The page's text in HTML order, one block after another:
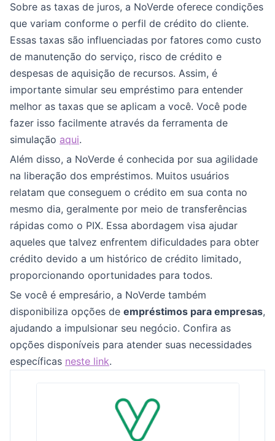
Sobre as taxas de juros, a NoVerde oferece condições
que variam conforme o perfil de crédito do cliente.
Essas taxas são influenciadas por fatores como custo
de manutenção do serviço, risco de crédito e
despesas de aquisição de recursos. Assim, é
importante simular seu empréstimo para entender
melhor as taxas que se aplicam a você. Você pode
fazer isso facilmente através da ferramenta de
simulação aqui.
Além disso, a NoVerde é conhecida por sua agilidade
na liberação dos empréstimos. Muitos usuários
relatam que conseguem o crédito em sua conta no
mesmo dia, geralmente por meio de transferências
rápidas como o PIX. Essa abordagem visa ajudar
aqueles que talvez enfrentem dificuldades para obter
crédito devido a um histórico de crédito limitado,
proporcionando oportunidades para todos.
Se você é empresário, a NoVerde também
disponibiliza opções de empréstimos para empresas,
ajudando a impulsionar seu negócio. Confira as
opções disponíveis para atender suas necessidades
específicas neste link.